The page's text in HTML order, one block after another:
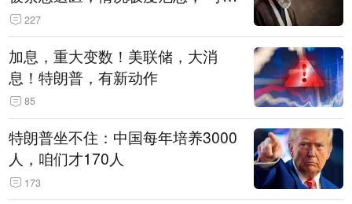
随时会死去”
227
加息，重大变数！美联储，大消
息！特朗普，有新动作
85
特朗普坐不住：中国每年培养3000
人，咱们才170人
173